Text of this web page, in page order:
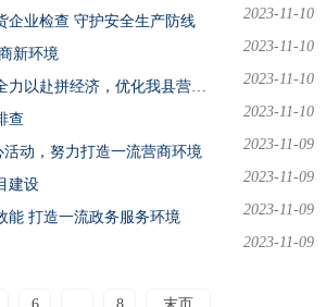
2023-11-10
企业检查 守护安全生产防线
2023-11-10
新环境
2023-11-10
【优化营商环境】辰溪县应急管理局矿山工贸股：全力以赴拼经济，优化我县营商环境护发展
2023-11-10
查
2023-11-09
活动，努力打造一流营商环境
2023-11-09
建设
2023-11-09
能 打造一流政务服务环境
2023-11-09